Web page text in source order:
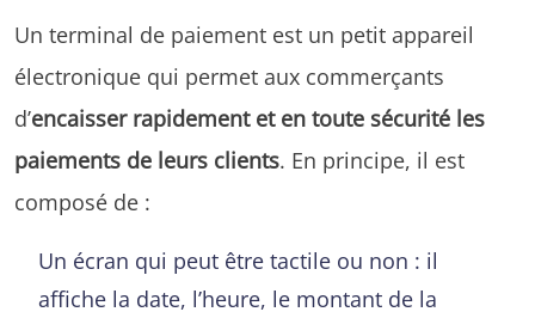
Un terminal de paiement est un petit appareil
électronique qui permet aux commerçants
d’encaisser rapidement et en toute sécurité les
paiements de leurs clients. En principe, il est
composé de :
Un écran qui peut être tactile ou non : il
affiche la date, l’heure, le montant de la